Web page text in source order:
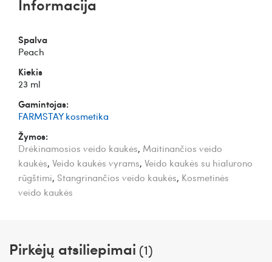
Informacija
Spalva
Peach
Kiekis
23 ml
Gamintojas:
FARMSTAY kosmetika
Žymos:
Drėkinamosios veido kaukės, Maitinančios veido
kaukės, Veido kaukės vyrams, Veido kaukės su hialurono
rūgštimi, Stangrinančios veido kaukės, Kosmetinės
veido kaukės
Pirkėjų atsiliepimai (1)